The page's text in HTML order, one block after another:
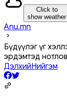
Click to
show weather
Anu.mn
Бүдүүлэг үг
эрдэмтэд нотлов
ДэлхийНийгэм